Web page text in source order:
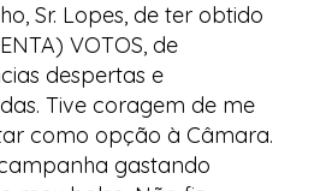
Sr. Lopes, de ter obtido
VOTOS, de
despertas e
Tive coragem de me
como opção à Câmara.
gastando